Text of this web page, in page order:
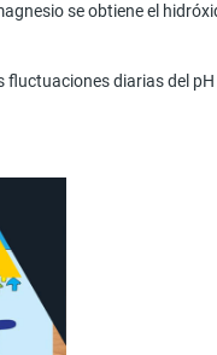
se obtiene el
diarias del